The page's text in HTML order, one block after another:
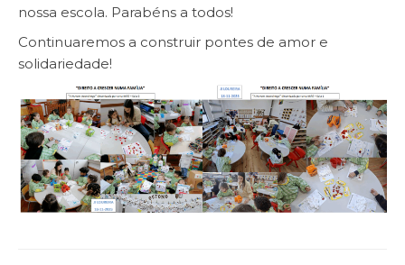
nossa escola. Parabéns a todos!
Continuaremos a construir pontes de amor e
solidariedade!